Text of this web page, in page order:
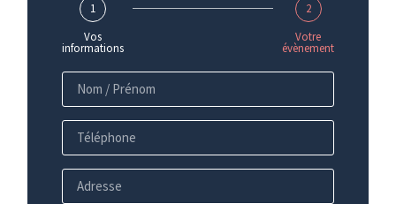
1
Vos
informations
2
Votre
évènement